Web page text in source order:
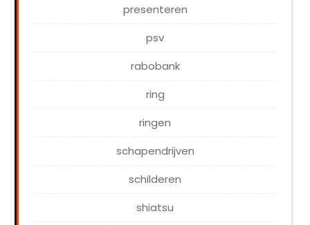
presenteren
psv
rabobank
ring
ringen
schapendrijven
schilderen
shiatsu